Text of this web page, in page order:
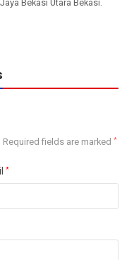
Bekasi Utara Bekasi.
Required fields are marked*
*